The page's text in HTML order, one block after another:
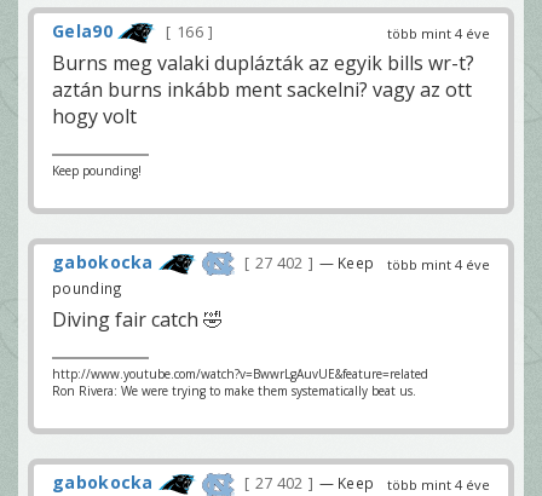
több mint 4 éve
Gela90 166
Burns meg valaki duplázták az egyik bills wr-t?
aztán burns inkább ment sackelni? vagy az ott
hogy volt
Keep pounding!
több mint 4 éve
gabokocka 27 402
— Keep
pounding
Diving fair catch 🤣
http://www.youtube.com/watch?v=BwwrLgAuvUE&feature=related
Ron Rivera: We were trying to make them systematically beat us.
több mint 4 éve
gabokocka 27 402
— Keep